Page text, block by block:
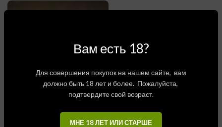
Вам есть 18?
Для совершения покупок на нашем сайте, вам
должно быть 18 лет и более. Пожалуйста,
подтвердите свой возраст.
МНЕ 18 ЛЕТ ИЛИ СТАРШЕ